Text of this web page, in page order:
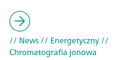
// News// Energetyczny//
Chromatografia jonowa